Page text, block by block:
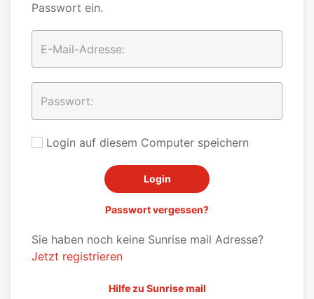
Passwort ein.
Login auf diesem Computer speichern
Passwort vergessen?
Sie haben noch keine Sunrise mail Adresse?
Jetzt registrieren
Hilfe zu Sunrise mail